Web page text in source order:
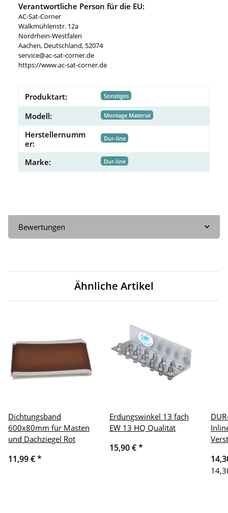
Verantwortliche Person für die EU:
AC-Sat-Corner
Walkmühlenstr. 12a
Nordrhein-Westfalen
Aachen, Deutschland, 52074
service@ac-sat-corner.de
https://www.ac-sat-corner.de
Produktart: Sonstiges
Modell: Montage Material
Herstellernumm
er:
Dur-line
Marke: Dur-line
Bewertungen
Ähnliche Artikel
Dichtungsband
600x80mm für Masten
und Dachziegel Rot
11,99 €*
Erdungswinkel 13 fach
EW 13 HQ Qualität
15,90 €*